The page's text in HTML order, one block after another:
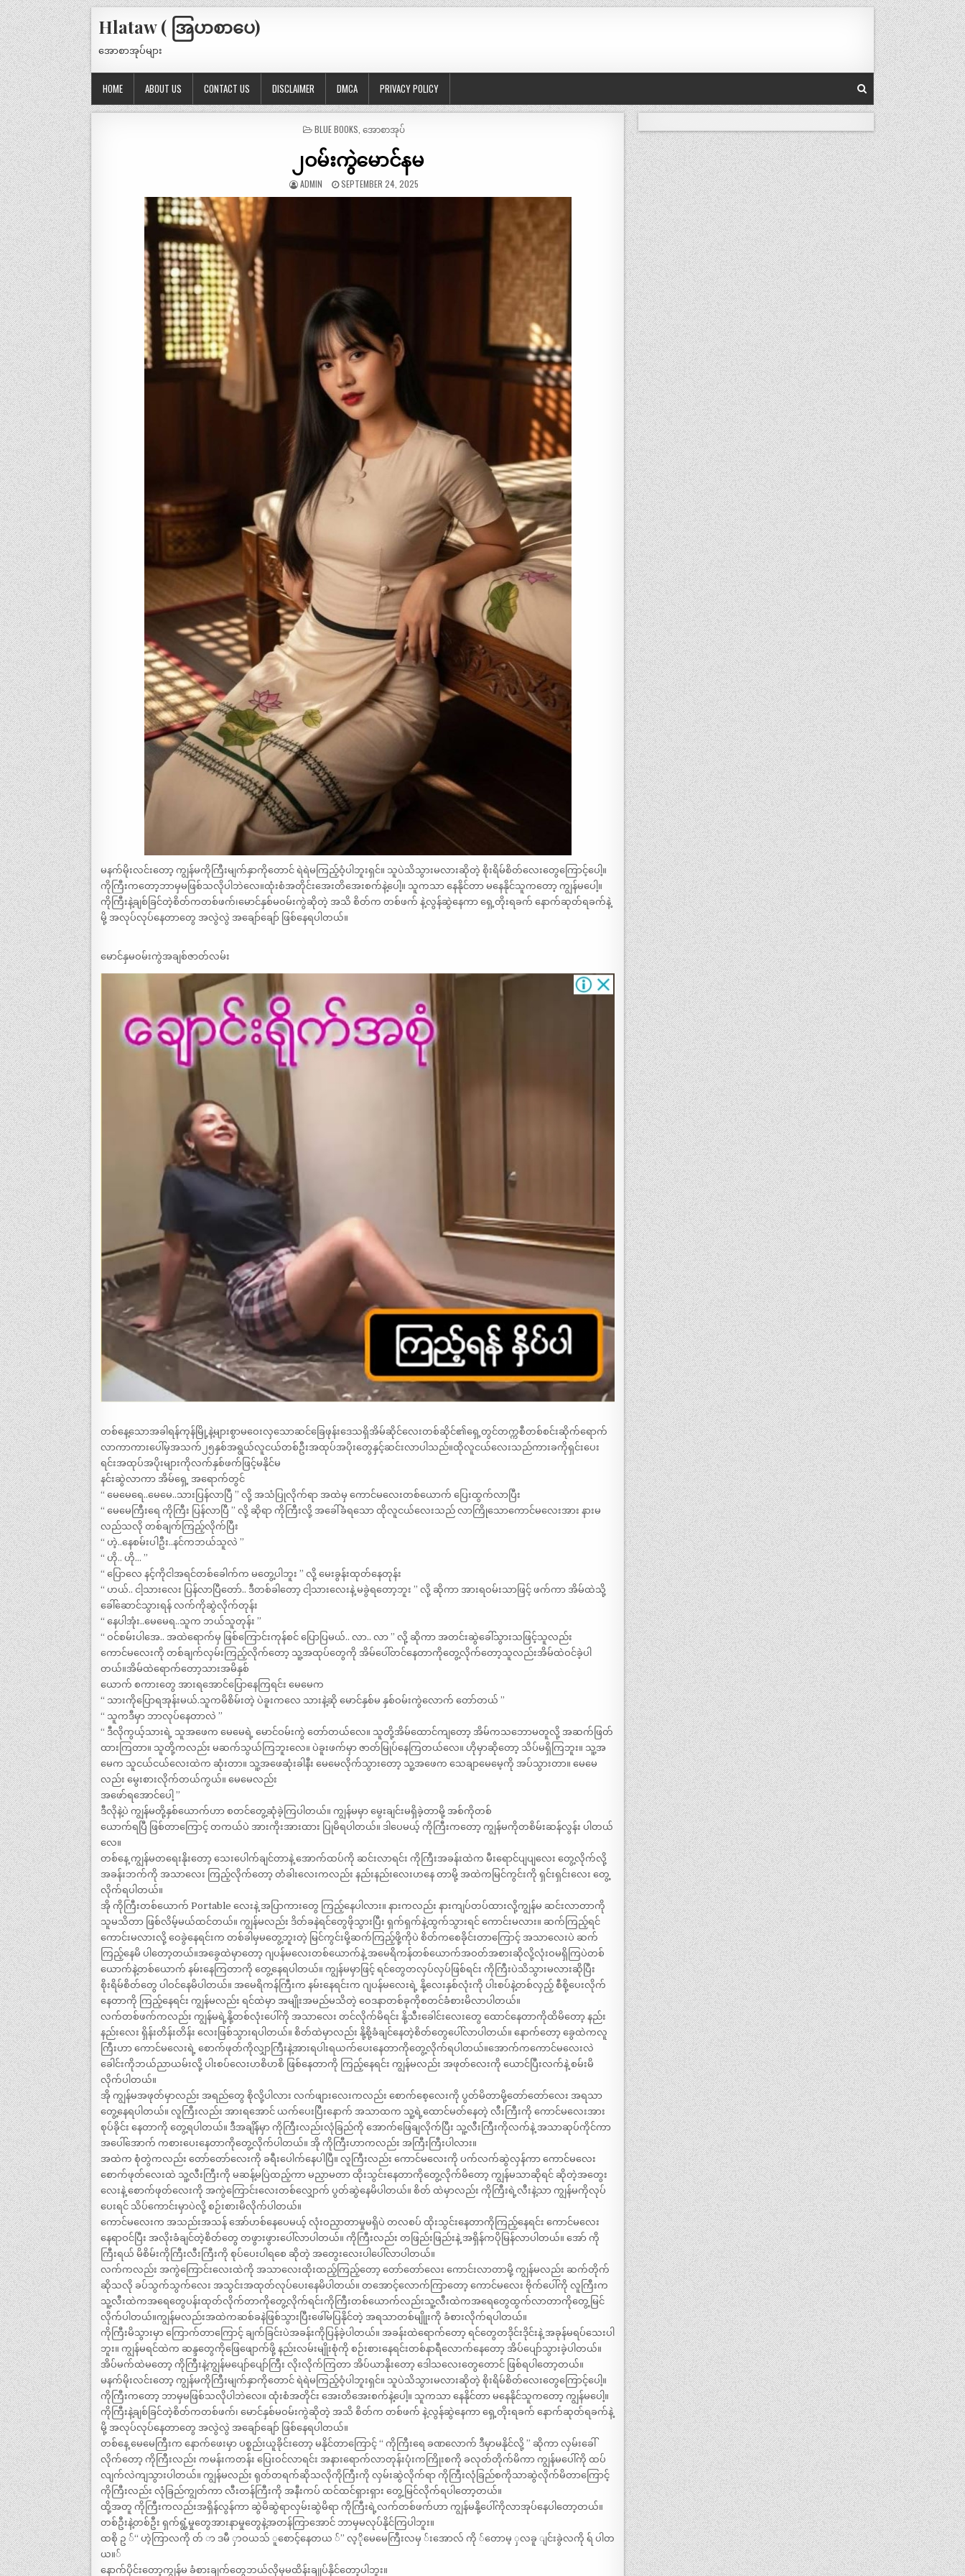
Hlataw ( အြပာစာပေ)
အောစာအုပ်များ
HOME ABOUT US CONTACT US DISCLAIMER DMCA PRIVACY POLICY
POSTED
BLUE BOOKS ,အောစာအုပ်
၂ဝမ်းကွဲမောင်နမ
ADMIN SEPTEMBER 24, 2025
မနက်မိုးလင်းတော့ ကျွန်မကိုကြီးမျက်နှာကိုတောင် ရဲရဲမကြည့်ဝံ့ပါဘူးရှင်။ သူပဲသိသွားမလားဆိုတဲ့ စိုးရိမ်စိတ်လေးတွေကြောင့်ပေါ့။
ကိုကြီးကတော့ဘာမှမဖြစ်သလိုပါဘဲလေ။ထုံးစံအတိုင်းအေးတိအေးစက်နဲ့ပေါ့။ သူကသာ နေနိုင်တာ မနေနိုင်သူကတော့ ကျွန်မပေါ့။
ကိုကြီးနဲ့ချစ်ခြင်တဲ့စိတ်ကတစ်ဖက်၊မောင်နှစ်မဝမ်းကွဲဆိုတဲ့ အသိ စိတ်က တစ်ဖက် နဲ့လွန်ဆွဲနေကာ ရှေ့တိုးရခက် နောက်ဆုတ်ရခက်နဲ့
မို့ အလုပ်လုပ်နေတာတွေ အလွဲလွဲ အချော်ချော် ဖြစ်နေရပါတယ်။
မောင်နှမဝမ်းကွဲအချစ်ဇာတ်လမ်း
တစ်နေ့သောအခါရန်ကုန်မြို့နဲ့များစွာမဝေးလှသောဆင်ခြေဖုန်းဒေသရှိအိမ်ဆိုင်လေးတစ်ဆိုင်၏ရှေ့တွင်တက္ကစီတစ်စင်းဆိုက်ရောက်
လာကာကားပေါ်မှအသက်၂၅နှစ်အရွယ်လူငယ်တစ်ဦးအထုပ်အပိုးတွေနှင့်ဆင်းလာပါသည်။ထိုလူငယ်လေးသည်ကားခကိုရှင်းပေး
ရင်းအထုပ်အပိုးများကိုလက်နှစ်ဖက်ဖြင့်မနိုင်မ
နင်းဆွဲလာကာ အိမ်ရှေ့ အရောက်တွင်
“ မေမေရေ..မေမေ..သားပြန်လာပြီ ” လို့ အသံပြုလိုက်ရာ အထဲမှ ကောင်မလေးတစ်ယောက် ပြေးထွက်လာပြီး
“ မေမေကြီးရေ ကိုကြီး ပြန်လာပြီ ” လို့ ဆိုရာ ကိုကြီးလို့ အခေါ်ခံရသော ထိုလူငယ်လေးသည် လာကြိုသောကောင်မလေးအား နားမ
လည်သလို တစ်ချက်ကြည့်လိုက်ပြီး
“ ဟဲ့..နေစမ်းပါဦး..နင်ကဘယ်သူလဲ ”
“ ဟို.. ဟို… ”
“ ပြောလေ နင့်ကိုငါအရင်တစ်ခေါက်က မတွေ့ပါဘူး ” လို့ မေးခွန်းထုတ်နေတုန်း
“ ဟယ်.. ငါ့သားလေး ပြန်လာပြီတော်.. ဒီတစ်ခါတော့ ငါ့သားလေးနဲ့ မခွဲရတော့ဘူး ” လို့ ဆိုကာ အားရဝမ်းသာဖြင့် ဖက်ကာ အိမ်ထဲသို့
ခေါ်ဆောင်သွားရန် လက်ကိုဆွဲလိုက်တုန်း
“ နေပါအုံး..မေမေရ..သူက ဘယ်သူတုန်း ”
“ ဝင်စမ်းပါအေ.. အထဲရောက်မှ ဖြစ်ကြောင်းကုန်စင် ပြောပြမယ်.. လာ.. လာ ” လို့ ဆိုကာ အတင်းဆွဲခေါ်သွားသဖြင့်သူလည်း
ကောင်မလေးကို တစ်ချက်လှမ်းကြည့်လိုက်တော့ သူ့အထုပ်တွေကို အိမ်ပေါ်တင်နေတာကိုတွေ့လိုက်တော့သူလည်းအိမ်ထဲဝင်ခဲ့ပါ
တယ်။အိမ်ထဲရောက်တော့သားအမိနှစ်
ယောက် စကားတွေ အားရအောင်ပြောနေကြရင်း မေမေက
“ သားကိုပြောရအုန်းမယ်.သူကမိစိမ်းတဲ့ ပဲခူးကလေ သားနဲ့ဆို မောင်နှစ်မ နှစ်ဝမ်းကွဲလောက် တော်တယ် ”
“ သူကဒီမှာ ဘာလုပ်နေတာလဲ ”
“ ဒီလိုကွယ့်သားရဲ့ သူအဖေက မေမေရဲ့ မောင်ဝမ်းကွဲ တော်တယ်လေ။ သူတို့အိမ်ထောင်ကျတော့ အိမ်ကသဘောမတူလို့ အဆက်ဖြတ်
ထားကြတာ။ သူတို့ကလည်း မဆက်သွယ်ကြဘူးလေ။ ပဲခူးဖက်မှာ ဇာတ်မြုပ်နေကြတယ်လေ။ ဟိုမှာဆိုတော့ သိပ်မရှိကြဘူး။ သူ့အ
မေက သူငယ်ငယ်လေးထဲက ဆုံးတာ။ သူ့အဖေဆုံးခါနီး မေမေလိုက်သွားတော့ သူ့အဖေက သေချာမေမေ့ကို အပ်သွားတာ။ မေမေ
လည်း မွေးစားလိုက်တယ်ကွယ်။ မေမေလည်း
အဖော်ရအောင်ပေါ့ ”
ဒီလိုနဲ့ပဲ ကျွန်မတို့နှစ်ယောက်ဟာ စတင်တွေ့ဆုံခဲ့ကြပါတယ်။ ကျွန်မမှာ မွေးချင်းမရှိခဲ့တာမို့ အစ်ကိုတစ်
ယောက်ရပြီ ဖြစ်တာကြောင့် တကယ်ပဲ အားကိုးအားထား ပြုမိရပါတယ်။ ဒါပေမယ့် ကိုကြီးကတော့ ကျွန်မကိုတစိမ်းဆန်လွန်း ပါတယ်
လေ။
တစ်နေ့ ကျွန်မတရေးနိုးတော့ သေးပေါက်ချင်တာနဲ့ အောက်ထပ်ကို ဆင်းလာရင်း ကိုကြီးအခန်းထဲက မီးရောင်ပျပျလေး တွေ့လိုက်လို့
အခန်းဘက်ကို အသာလေး ကြည့်လိုက်တော့ တံခါးလေးကလည်း နည်းနည်းလေးဟနေ တာမို့ အထဲကမြင်ကွင်းကို ရှင်းရှင်းလေး တွေ့
လိုက်ရပါတယ်။
အို ကိုကြီးတစ်ယောက် Portable လေးနဲ့ အပြာကားတွေ ကြည့်နေပါလား။ နားကလည်း နားကျပ်တပ်ထားလို့ကျွန်မ ဆင်းလာတာကို
သူမသိတာ ဖြစ်လိမ့်မယ်ထင်တယ်။ ကျွန်မလည်း ဒိတ်ခနဲရင်တွေဖိုသွားပြီး ရှက်ရှက်နဲ့ထွက်သွားရင် ကောင်းမလား။ ဆက်ကြည့်ရင်
ကောင်းမလားလို့ ဝေခွဲနေရင်းက တစ်ခါမှမတွေ့ဘူးတဲ့ မြင်ကွင်းမို့ဆက်ကြည့်ဖို့ကိုပဲ စိတ်ကစေခိုင်းတာကြောင့် အသာလေးပဲ ဆက်
ကြည့်နေမိ ပါတော့တယ်။အခွေထဲမှာတော့ ဂျပန်မလေးတစ်ယောက်နဲ့ အမေရိကန်တစ်ယောက်အဝတ်အစားဆိုလို့လုံးဝမရှိကြပဲတစ်
ယောက်နဲ့တစ်ယောက် နမ်းနေကြတာကို တွေ့နေရပါတယ်။ ကျွန်မမှာဖြင့် ရင်တွေတလှပ်လှပ်ဖြစ်ရင်း ကိုကြီးပဲသိသွားမလားဆိုပြီး
စိုးရိမ်စိတ်တွေ ပါဝင်နေမိပါတယ်။ အမေရိကန်ကြီးက နမ်းနေရင်းက ဂျပန်မလေးရဲ့ နို့လေးနှစ်လုံးကို ပါးစပ်နဲ့တစ်လှည့် စီစို့ပေးလိုက်
နေတာကို ကြည့်နေရင်း ကျွန်မလည်း ရင်ထဲမှာ အမျိုးအမည်မသိတဲ့ ဝေဒနာတစ်ခုကိုစတင်ခံစားမိလာပါတယ်။
လက်တစ်ဖက်ကလည်း ကျွန်မရဲ့နို့တစ်လုံးပေါ်ကို အသာလေး တင်လိုက်မိရင်း နို့သီးခေါင်းလေးတွေ ထောင်နေတာကိုထိမိတော့ နည်း
နည်းလေး ရှိန်းတိန်းတိန်း လေးဖြစ်သွားရပါတယ်။ စိတ်ထဲမှာလည်း နို့စို့ခံချင်နေတဲ့စိတ်တွေပေါ်လာပါတယ်။ နောက်တော့ ခွေထဲကလူ
ကြီးဟာ ကောင်မလေးရဲ့ စောက်ဖုတ်ကိုလျှာကြီးနဲ့အားရပါးရယက်ပေးနေတာကိုတွေ့လိုက်ရပါတယ်။အောက်ကကောင်မလေးလဲ
ခေါင်းကိုဘယ်ညာယမ်းလို့ ပါးစပ်လေးဟစိဟစိ ဖြစ်နေတာကို ကြည့်နေရင်း ကျွန်မလည်း အဖုတ်လေးကို ယောင်ပြီးလက်နဲ့ စမ်းမိ
လိုက်ပါတယ်။
အို ကျွန်မအဖုတ်မှာလည်း အရည်တွေ စိုလို့ပါလား လက်ဖျားလေးကလည်း စောက်စေ့လေးကို ပွတ်မိတာမို့တော်တော်လေး အရသာ
တွေ့နေရပါတယ်။ လူကြီးလည်း အားရအောင် ယက်ပေးပြီးနောက် အသာထက သူ့ရဲ့ထောင်မတ်နေတဲ့ လီးကြီးကို ကောင်မလေးအား
စုပ်ခိုင်း နေတာကို တွေ့ရပါတယ်။ ဒီအချိန်မှာ ကိုကြီးလည်းလုံခြည်ကို အောက်ဖြေချလိုက်ပြီး သူ့လီးကြီးကိုလက်နဲ့ အသာဆုပ်ကိုင်ကာ
အပေါ်အောက် ကစားပေးနေတာကိုတွေ့လိုက်ပါတယ်။ အို ကိုကြီးဟာကလည်း အကြီးကြီးပါလား။
အထဲက စုံတွဲကလည်း တော်တော်လေးကို ခရီးပေါက်နေပါပြီ။ လူကြီးလည်း ကောင်မလေးကို ပက်လက်ဆွဲလှန်ကာ ကောင်မလေး
စောက်ဖုတ်လေးထဲ သူ့လီးကြီးကို မဆန့်မပြဲထည့်ကာ မညှာမတာ ထိုးသွင်းနေတာကိုတွေ့လိုက်မိတော့ ကျွန်မသာဆိုရင် ဆိုတဲ့အတွေး
လေးနဲ့ စောက်ဖုတ်လေးကို အကွဲကြောင်းလေးတစ်လျှောက် ပွတ်ဆွဲနေမိပါတယ်။ စိတ် ထဲမှာလည်း ကိုကြီးရဲ့လီးနဲ့သာ ကျွန်မကိုလုပ်
ပေးရင် သိပ်ကောင်းမှာပဲလို့ စဉ်းစားမိလိုက်ပါတယ်။
ကောင်မလေးက အသည်းအသန် အော်ဟစ်နေပေမယ့် လုံးဝညှာတာမှုမရှိပဲ တလစပ် ထိုးသွင်းနေတာကိုကြည့်နေရင်း ကောင်မလေး
နေရာဝင်ပြီး အလိုးခံချင်တဲ့စိတ်တွေ တဖွားဖွားပေါ်လာပါတယ်။ ကိုကြီးလည်း တဖြည်းဖြည်းနဲ့ အရှိန်ကပိုမြန်လာပါတယ်။ အော် ကို
ကြီးရယ် မိစိမ်းကိုကြီးလီးကြီးကို စုပ်ပေးပါရစေ ဆိုတဲ့ အတွေးလေးပါပေါ်လာပါတယ်။
လက်ကလည်း အကွဲကြောင်းလေးထဲကို အသာလေးထိုးထည့်ကြည့်တော့ တော်တော်လေး ကောင်းလာတာမို့ ကျွန်မလည်း ဆက်တိုက်
ဆိုသလို ခပ်သွက်သွက်လေး အသွင်းအထုတ်လုပ်ပေးနေမိပါတယ်။ တအောင့်လောက်ကြာတော့ ကောင်မလေး ဗိုက်ပေါ်ကို လူကြီးက
သူ့လီးထဲကအရေတွေပန်းထုတ်လိုက်တာကိုတွေ့လိုက်ရင်းကိုကြီးတစ်ယောက်လည်းသူ့လီးထဲကအရေတွေထွက်လာတာကိုတွေ့မြင်
လိုက်ပါတယ်။ကျွန်မလည်းအထဲကဆစ်ခနဲဖြစ်သွားပြီးဖေါ်မပြနိုင်တဲ့ အရသာတစ်မျိုုးကို ခံစားလိုက်ရပါတယ်။
ကိုကြီးမိသွားမှာ ကြောက်တာကြောင့် ချက်ခြင်းပဲအခန်းကိုပြန်ခဲ့ပါတယ်။ အခန်းထဲရောက်တော့ ရင်တွေတဒိုင်းဒိုင်းနဲ့ အခုန်မရပ်သေးပါ
ဘူး။ ကျွန်မရင်ထဲက ဆန္ဒတွေကိုဖြေဖျောက်ဖို့ နည်းလမ်းမျိုးစုံကို စဉ်းစားနေရင်းတစ်နာရီလောက်နေတော့ အိပ်ပျော်သွားခဲ့ပါတယ်။
အိပ်မက်ထဲမတော့ ကိုကြီးနဲ့ကျွန်မပျော်ပျော်ကြီး လိုးလိုက်ကြတာ အိပ်ယာနိုးတော့ ဒေါသလေးတွေတောင် ဖြစ်ရပါတော့တယ်။
မနက်မိုးလင်းတော့ ကျွန်မကိုကြီးမျက်နှာကိုတောင် ရဲရဲမကြည့်ဝံ့ပါဘူးရှင်။ သူပဲသိသွားမလားဆိုတဲ့ စိုးရိမ်စိတ်လေးတွေကြောင့်ပေါ့။
ကိုကြီးကတော့ ဘာမှမဖြစ်သလိုပါဘဲလေ။ ထုံးစံအတိုင်း အေးတိအေးစက်နဲ့ပေါ့။ သူကသာ နေနိုင်တာ မနေနိုင်သူကတော့ ကျွန်မပေါ့။
ကိုကြီးနဲ့ချစ်ခြင်တဲ့စိတ်ကတစ်ဖက်၊ မောင်နှစ်မဝမ်းကွဲဆိုတဲ့ အသိ စိတ်က တစ်ဖက် နဲ့လွန်ဆွဲနေကာ ရှေ့တိုးရခက် နောက်ဆုတ်ရခက်နဲ့
မို့ အလုပ်လုပ်နေတာတွေ အလွဲလွဲ အချော်ချော် ဖြစ်နေရပါတယ်။
တစ်နေ့ မေမေကြီးက နောက်ဖေးမှာ ပစ္စည်းယူခိုင်းတော့ မနိုင်တာကြောင့် “ ကိုကြီးရေ ခဏလောက် ဒီမှာမနိုင်လို့ ” ဆိုကာ လှမ်းခေါ်
လိုက်တော့ ကိုကြီးလည်း ကမန်းကတန်း ပြေးဝင်လာရင်း အနားရောက်လာတုန်းပုံးကကြိုးစကို ခလုတ်တိုက်မိကာ ကျွန်မပေါ်ကို ထပ်
လျက်လဲကျသွားပါတယ်။ ကျွန်မလည်း ရုတ်တရက်ဆိုသလိုကိုကြီးကို လှမ်းဆွဲလိုက်ရာ ကိုကြီးလုံခြည်စကိုသာဆွဲလိုက်မိတာကြောင့်
ကိုကြီးလည်း လုံခြည်ကျွတ်ကာ လီးတန်ကြီးကို အနီးကပ် ထင်ထင်ရှားရှား တွေ့မြင်လိုက်ရပါတော့တယ်။
ထို့အတူ ကိုကြီးကလည်းအရှိန်လွန်ကာ ဆွဲမိဆွဲရာလှမ်းဆွဲမိရာ ကိုကြီးရဲ့လက်တစ်ဖက်ဟာ ကျွန်မနို့ပေါ်ကိုလာအုပ်နေပါတော့တယ်။
တစ်ဦးနဲ့တစ်ဦး ရှက်ရွံ့မှုတွေအားနာမှုတွေနဲ့အတန်ကြာအောင် ဘာမှမလုပ်နိုင်ကြပါဘူး။
ထစို ဥ ်“ ဟဲ့ကြာလကို တ် ာ ဒမီ ှာဝယသ် ူစောင့်နေတယ ်” လ့ိုမေမေကြီးလမှ ်းအောလ် ကို ်တောမ့ ှလခူ ျင်းခွဲလကို ရ် ပါတ
ယ။်
နောက်ပိုင်းတော့ကျွန်မ ခံစားချက်တွေဘယ်လိုမှမထိန်းချုပ်နိုင်တော့ပါဘူး။